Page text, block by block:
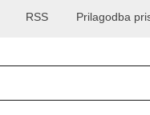
Prilagodba
RSS